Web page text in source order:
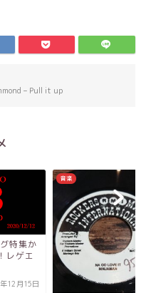
– Pull it up
特集か
レゲエ
12月15日
音楽